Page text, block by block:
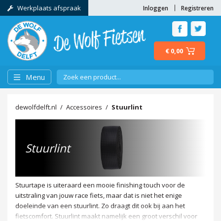
Werkplaats afspraak Registreren
Inloggen
€ 0,00
Menu
dewolfdelft.nl Accessoires Stuurlint
Stuurlint
Stuurtape is uiteraard een mooie finishing touch voor de
uitstraling van jouw race fiets, maar dat is niet het enige
doeleinde van een stuurlint. Zo draagt dit ook bij aan het
fietscomfort. Stuurlint maakt namelijk een groot verschil voor